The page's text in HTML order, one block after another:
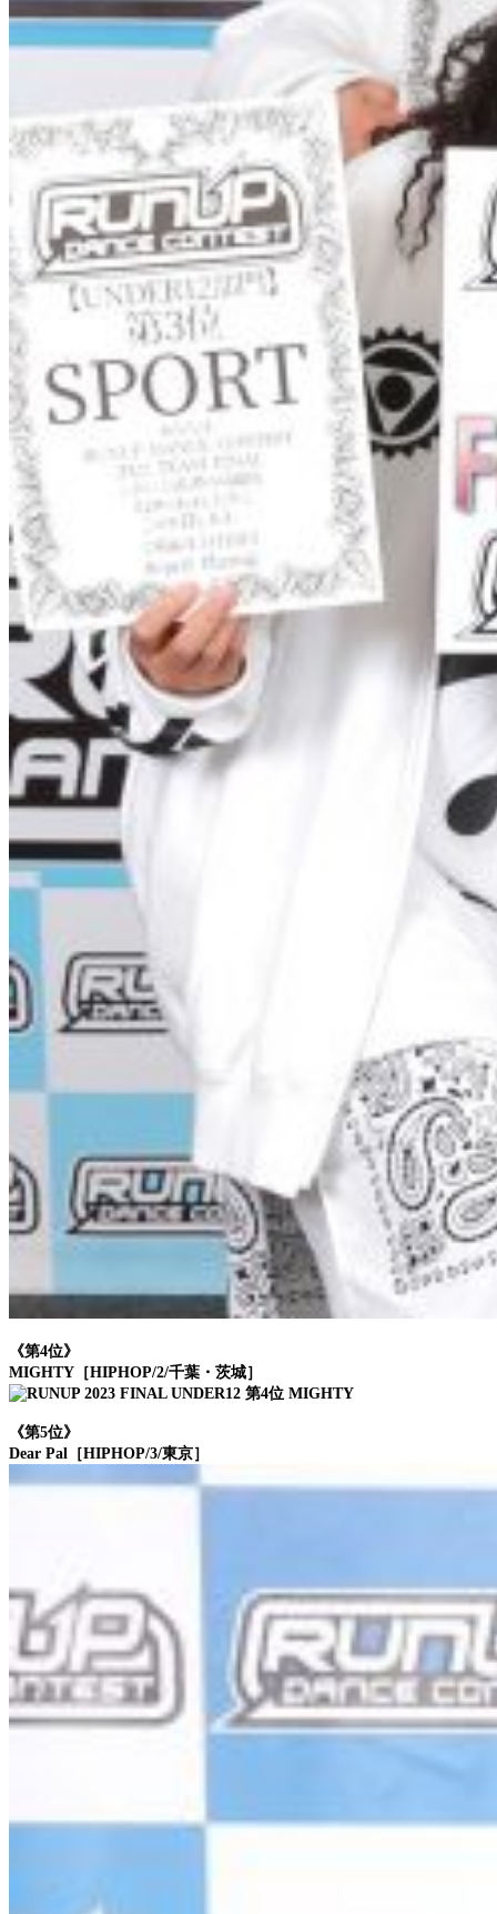
《第4位》
MIGHTY［HIPHOP/2/千葉・茨城］
《第5位》
Dear Pal［HIPHOP/3/東京］